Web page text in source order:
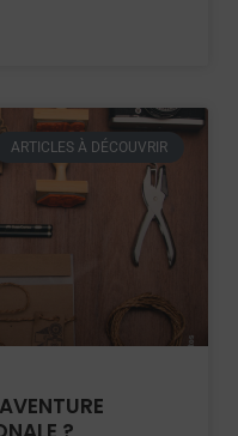
ARTICLES À DÉCOUVRIR